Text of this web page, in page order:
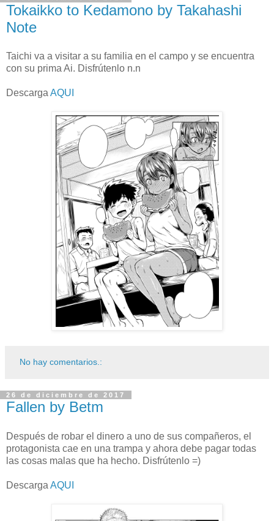
Tokaikko to Kedamono by Takahashi
Note
Taichi va a visitar a su familia en el campo y se encuentra
con su prima Ai. Disfrútenlo n.n
Descarga AQUI
No hay comentarios.:
26 de diciembre de 2017
Fallen by Betm
Después de robar el dinero a uno de sus compañeros, el
protagonista cae en una trampa y ahora debe pagar todas
las cosas malas que ha hecho. Disfrútenlo =)
Descarga AQUI